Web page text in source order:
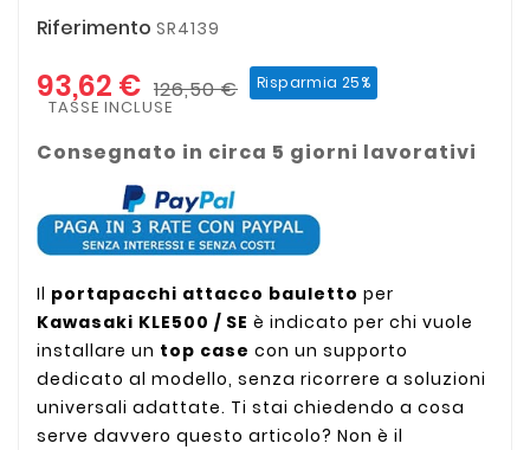
Riferimento SR4139
93,62 € 126,50 € Risparmia 25%
TASSE INCLUSE
Consegnato in circa 5 giorni lavorativi
Il portapacchi attacco bauletto per
Kawasaki KLE500 / SE è indicato per chi vuole
installare un top case con un supporto
dedicato al modello, senza ricorrere a soluzioni
universali adattate. Ti stai chiedendo a cosa
serve davvero questo articolo? Non è il